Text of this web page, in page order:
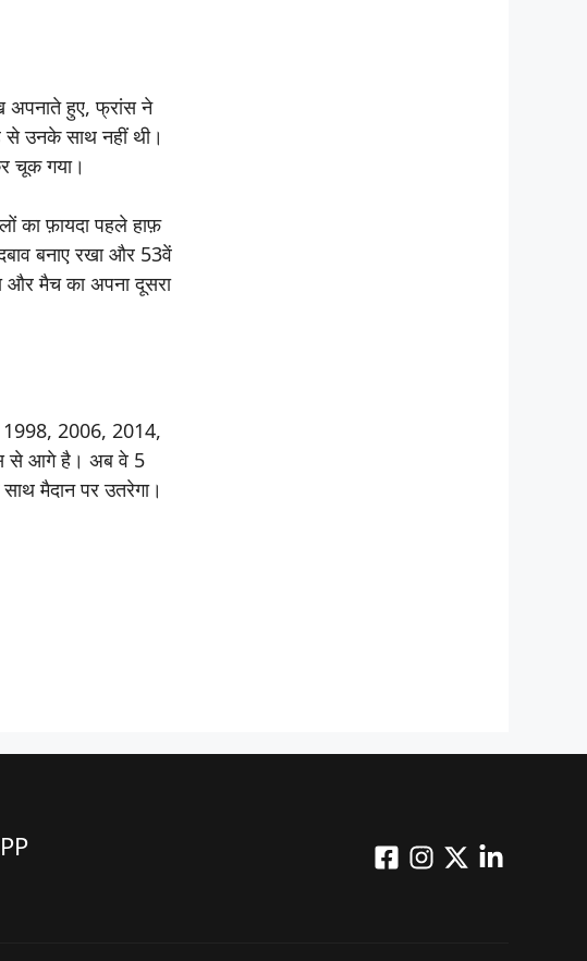
अपनाते हुए, फ्रांस ने
से उनके साथ नहीं थी।
चूक गया।
का फ़ायदा पहले हाफ़
बनाए रखा और 53वें
और मैच का अपना दूसरा
1998, 2006, 2014,
से आगे है। अब वे 5
मैदान पर उतरेगा।